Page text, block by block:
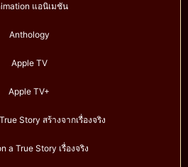
แอนิเมชัน
Anthology
Apple TV
Apple TV+
Story สร้างจากเรื่องจริง
a True Story เรื่องจริง